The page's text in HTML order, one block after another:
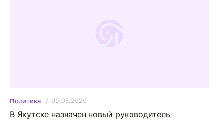
Политика 05.08.2026
В Якутске назначен новый руководитель